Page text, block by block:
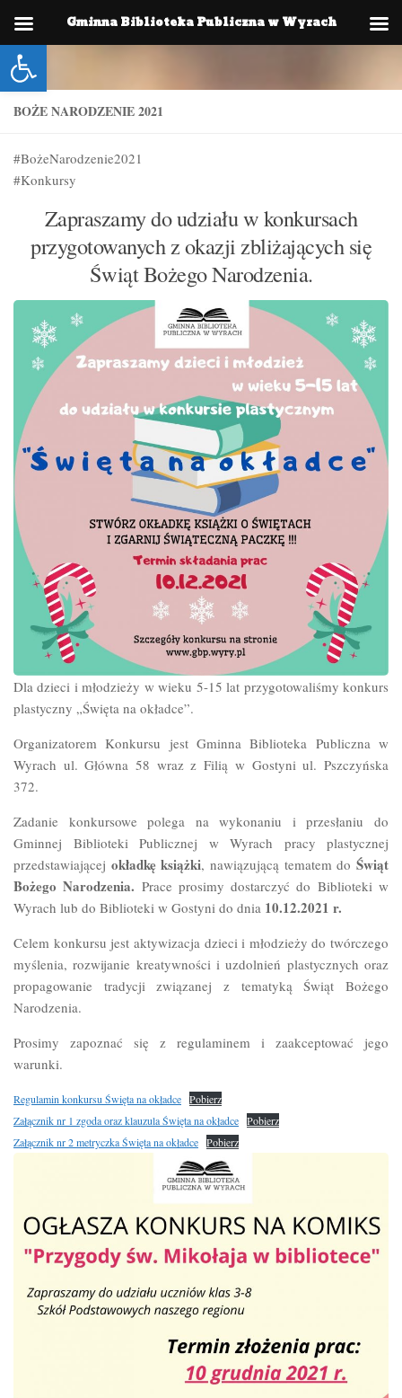
Otwórz pasek narzędzi
Skip to content
BOŻE NARODZENIE 2021
#BożeNarodzenie2021
#Konkursy
Zapraszamy do udziału w konkursach
przygotowanych z okazji zbliżających się
Świąt Bożego Narodzenia.
Dla dzieci i młodzieży w wieku 5-15 lat przygotowaliśmy konkurs
plastyczny „Święta na okładce”.
Organizatorem Konkursu jest Gminna Biblioteka Publiczna w
Wyrach ul. Główna 58 wraz z Filią w Gostyni ul. Pszczyńska
372.
Zadanie konkursowe polega na wykonaniu i przesłaniu do
Gminnej Biblioteki Publicznej w Wyrach pracy plastycznej
przedstawiającej okładkę książki, nawiązującą tematem doŚwiąt
Bożego Narodzenia. Prace prosimy dostarczyć do Biblioteki w
Wyrach lub do Biblioteki w Gostyni do dnia 10.12.2021 r.
Celem konkursu jest aktywizacja dzieci i młodzieży do twórczego
myślenia, rozwijanie kreatywności i uzdolnień plastycznych oraz
propagowanie tradycji związanej z tematyką Świąt Bożego
Narodzenia.
Prosimy zapoznać się z regulaminem i zaakceptować jego
warunki.
Regulamin konkursu Święta na okładce Pobierz
Załącznik nr 1 zgoda oraz klauzula Święta na okładce Pobierz
Załącznik nr 2 metryczka Święta na okładce Pobierz
Gminna Biblioteka Publiczna w Wyrach